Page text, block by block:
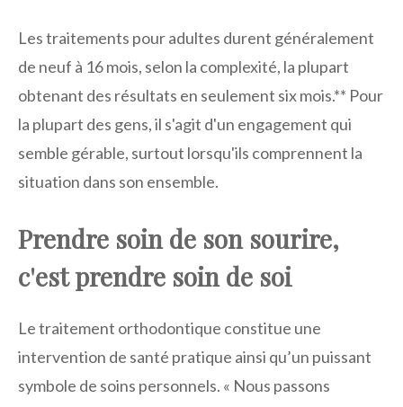
Les traitements pour adultes durent généralement
de neuf à 16 mois, selon la complexité, la plupart
obtenant des résultats en seulement six mois.** Pour
la plupart des gens, il s'agit d'un engagement qui
semble gérable, surtout lorsqu'ils comprennent la
situation dans son ensemble.
Prendre soin de son sourire,
c'est prendre soin de soi
Le traitement orthodontique constitue une
intervention de santé pratique ainsi qu’un puissant
symbole de soins personnels. « Nous passons